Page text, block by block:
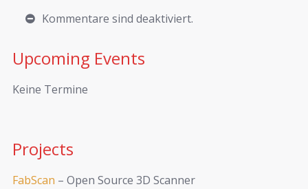
Kommentare sind deaktiviert.
Upcoming Events
Keine Termine
Projects
FabScan – Open Source 3D Scanner